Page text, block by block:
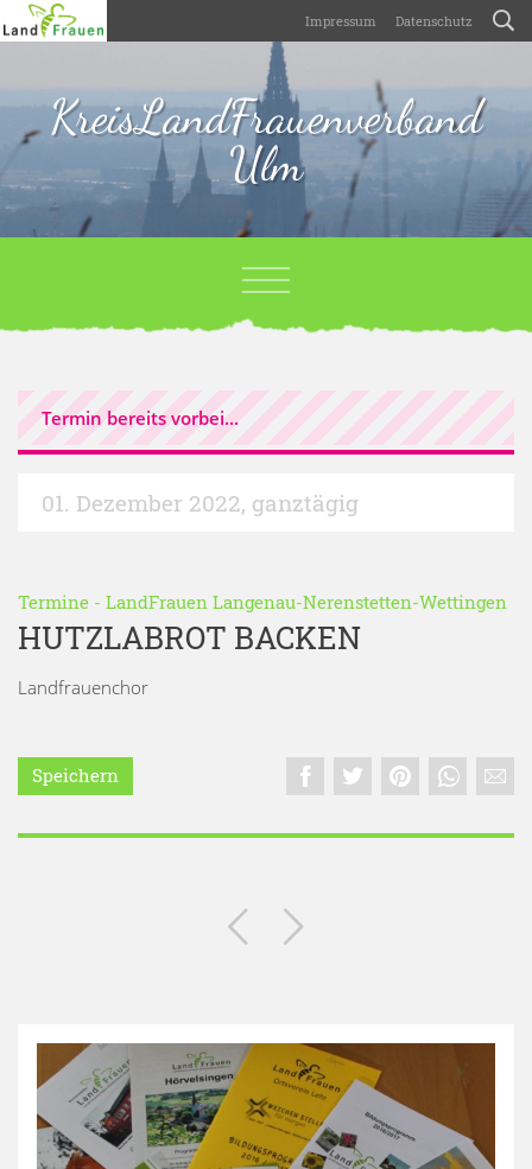
Impressum Datenschutz
KreisLandFrauenverband
Ulm
Termin bereits vorbei...
01. Dezember 2022, ganztägig
Termine - LandFrauen Langenau-Nerenstetten-Wettingen
HUTZLABROT BACKEN
Landfrauenchor
Speichern